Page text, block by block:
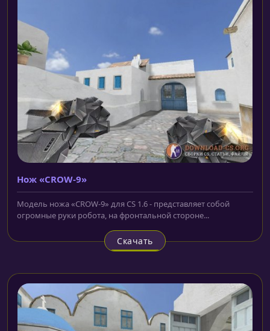
Нож «CROW-9»
Модель ножа «CROW-9» для CS 1.6 - представляет собой
огромные руки робота, на фронтальной стороне...
Скачать